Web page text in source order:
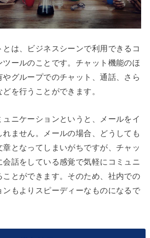
とは、ビジネスシーンで利用できるコ
ツールのことです。チャット機能のほ
グループでのチャット、通話、さら
を行うことができます。
ュニケーションというと、メールをイ
れません。メールの場合、どうしても
となってしまいがちですが、チャッ
会話をしている感覚で気軽にコミュニ
ことができます。そのため、社内での
ンもよりスピーディーなものになるで